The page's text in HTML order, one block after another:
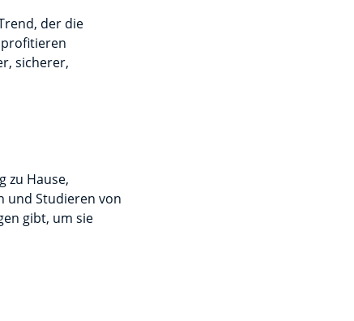
der die
sicherer,
zu Hause,
und Studieren von
gibt, um sie